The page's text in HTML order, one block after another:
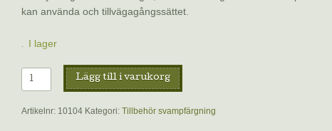
kan använda och tillvägagångssättet.
I lager
Sidensjal
35
x
Lägg till i varukorg
Artikelnr: 10104 Kategori: Tillbehör svampfärgning